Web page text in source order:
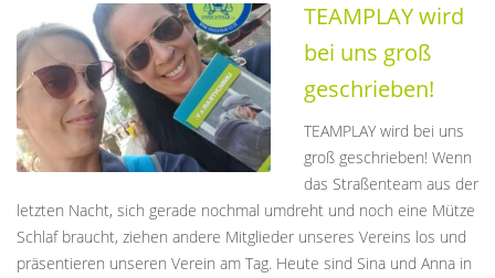
TEAMPLAY wird
bei uns groß
geschrieben!
TEAMPLAY wird bei uns
groß geschrieben! Wenn
das Straßenteam aus der
letzten Nacht, sich gerade nochmal umdreht und noch eine Mütze
Schlaf braucht, ziehen andere Mitglieder unseres Vereins los und
präsentieren unseren Verein am Tag. Heute sind Sina und Anna in